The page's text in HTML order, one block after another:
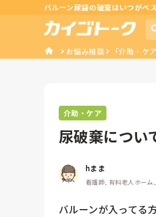
バルーン尿袋の破棄はいつがベ
お悩み相談 「介助・ケ
介助・ケア
尿破棄につい
hまま
看護師, 有料老人ホー
バルーンが入ってる